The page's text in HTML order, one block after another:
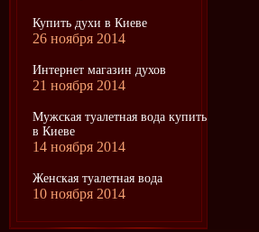
Купить духи в Киеве
26 ноября 2014
Интернет магазин духов
21 ноября 2014
Мужская туалетная вода купить
в Киеве
14 ноября 2014
Женская туалетная вода
10 ноября 2014